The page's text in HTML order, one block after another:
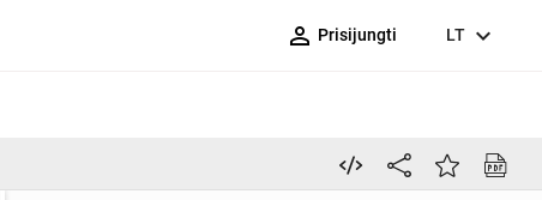
person_outline Prisijungti LT expand_more